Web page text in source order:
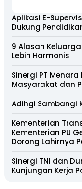
Aplikasi E-
Dukung
9 Alasan
Lebih Harmonis
Sinergi PT
Masyarakat dan
Adihgi Sambangi
Kementerian
Kementerian PU
Dorong Lahirnya
Sinergi TNI dan
Kunjungan Kerja